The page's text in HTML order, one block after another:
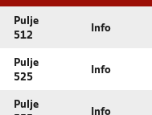
Pulje
512
Info
Pulje
525
Info
Pulje
Info